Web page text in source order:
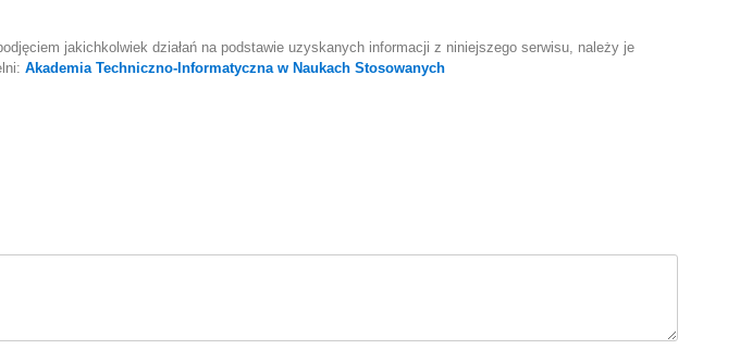
jakichkolwiek działań na podstawie uzyskanych informacji z niniejszego serwisu, należy je
Akademia Techniczno-Informatyczna w Naukach Stosowanych